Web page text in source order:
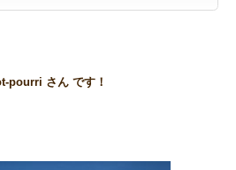
pourri さん です！